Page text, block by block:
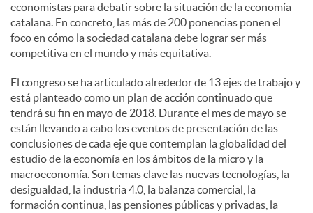
economistas para debatir sobre la situación de la economía
catalana. En concreto, las más de 200 ponencias ponen el
foco en cómo la sociedad catalana debe lograr ser más
competitiva en el mundo y más equitativa.
El congreso se ha articulado alrededor de 13 ejes de trabajo y
está planteado como un plan de acción continuado que
tendrá su fin en mayo de 2018. Durante el mes de mayo se
están llevando a cabo los eventos de presentación de las
conclusiones de cada eje que contemplan la globalidad del
estudio de la economía en los ámbitos de la micro y la
macroeconomía. Son temas clave las nuevas tecnologías, la
desigualdad, la industria 4.0, la balanza comercial, la
formación continua, las pensiones públicas y privadas, la